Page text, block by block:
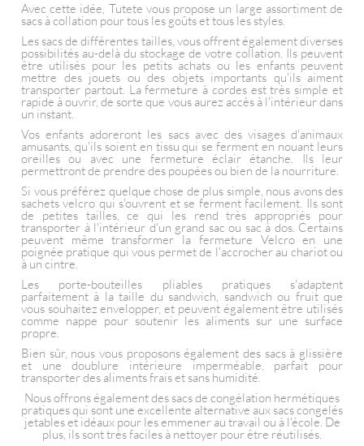
Avec cette idée, Tutete vous propose un large assortiment de
sacs à collation pour tous les goûts et tous les styles.
Les sacs de différentes tailles, vous offrent également diverses
possibilités au-delà du stockage de votre collation. Ils peuvent
être utilisés pour les petits achats ou les enfants peuvent
mettre des jouets ou des objets importants qu'ils aiment
transporter partout. La fermeture à cordes est très simple et
rapide à ouvrir, de sorte que vous aurez accès à l'intérieur dans
un instant.
Vos enfants adoreront les sacs avec des visages d'animaux
amusants, qu'ils soient en tissu qui se ferment en nouant leurs
oreilles ou avec une fermeture éclair étanche. Ils leur
permettront de prendre des poupées ou bien de la nourriture.
Si vous préférez quelque chose de plus simple, nous avons des
sachets velcro qui s'ouvrent et se ferment facilement. Ils sont
de petites tailles, ce qui les rend très appropriés pour
transporter à l'intérieur d'un grand sac ou sac à dos. Certains
peuvent même transformer la fermeture Velcro en une
poignée pratique qui vous permet de l'accrocher au chariot ou
à un cintre.
Les porte-bouteilles pliables pratiques s'adaptent
parfaitement à la taille du sandwich, sandwich ou fruit que
vous souhaitez envelopper, et peuvent également être utilisés
comme nappe pour soutenir les aliments sur une surface
propre.
Bien sûr, nous vous proposons également des sacs à glissière
et une doublure intérieure imperméable, parfait pour
transporter des aliments frais et sans humidité.
Nous offrons également des sacs de congélation hermétiques
pratiques qui sont une excellente alternative aux sacs congelés
jetables et idéaux pour les emmener au travail ou à l'école. De
plus, ils sont très faciles à nettoyer pour être réutilisés.